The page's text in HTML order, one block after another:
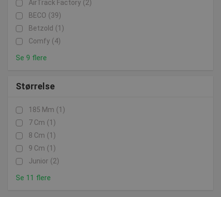
AirTrack Factory (2)
BECO (39)
Betzold (1)
Comfy (4)
Se 9 flere
Størrelse
185 Mm (1)
7 Cm (1)
8 Cm (1)
9 Cm (1)
Junior (2)
Se 11 flere